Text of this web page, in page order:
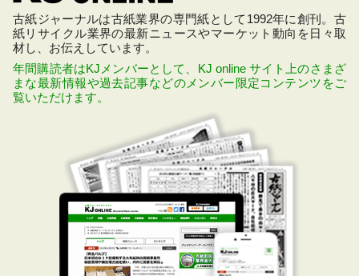
古紙ジャーナルは古紙業界の専門紙として1992年に創刊。古
紙リサイクル業界の最新ニュースやマーケット動向を日々取
材し、お伝えしています。
年間購読者はKJメンバーとして、KJ online サイト上のさまざ
まな最新情報や過去記事などのメンバー限定コンテンツをご
覧いただけます。